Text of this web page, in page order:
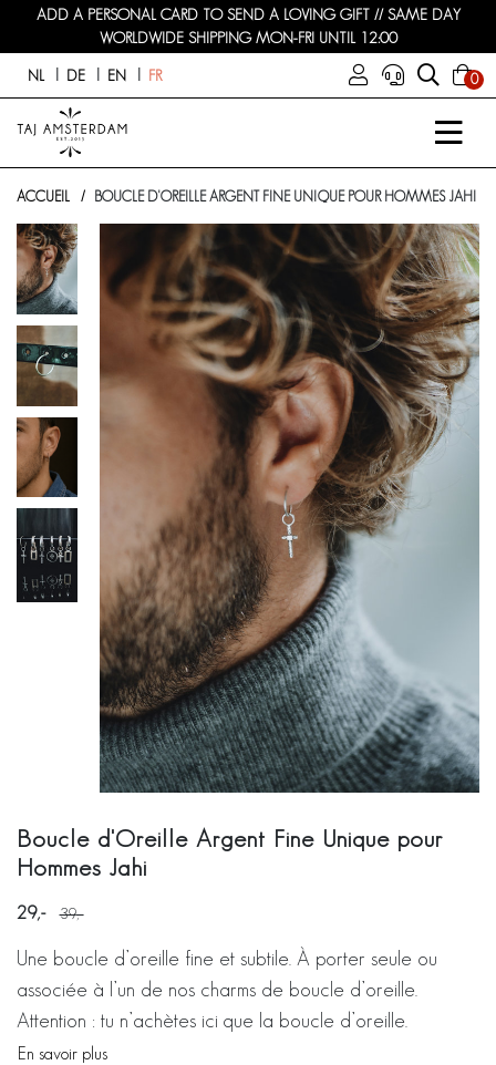
ADD A PERSONAL CARD TO SEND A LOVING GIFT // SAME DAY
WORLDWIDE SHIPPING MON-FRI UNTIL 12:00
NL DE EN FR 0
ACCUEIL BOUCLE D'OREILLE ARGENT FINE UNIQUE POUR HOMMES JAHI
Boucle d'Oreille Argent Fine Unique pour
Hommes Jahi
29 39
Une boucle d’oreille fine et subtile. À porter seule ou
associée à l’un de nos charms de boucle d’oreille.
Attention : tu n’achètes ici que la boucle d’oreille.
En savoir plus